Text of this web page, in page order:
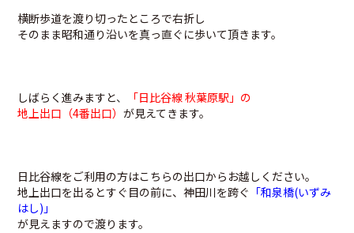
横断歩道を渡り切ったところで右折し
そのまま昭和通り沿いを真っ直ぐに歩いて頂きます。
しばらく進みますと、
「日比谷線 秋葉原駅」の
地上出口（4番出口）が見えてきます。
日比谷線をご利用の方はこちらの出口からお越しください。
地上出口を出るとすぐ目の前に、神田川を跨ぐ 「和泉橋(いずみ
はし)」
が見えますので渡ります。